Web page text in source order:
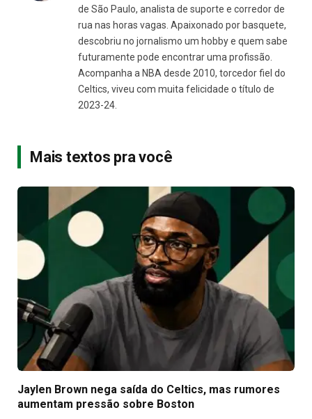
de São Paulo, analista de suporte e corredor de
rua nas horas vagas. Apaixonado por basquete,
descobriu no jornalismo um hobby e quem sabe
futuramente pode encontrar uma profissão.
Acompanha a NBA desde 2010, torcedor fiel do
Celtics, viveu com muita felicidade o título de
2023-24.
Mais textos pra você
Jaylen Brown nega saída do Celtics, mas rumores
aumentam pressão sobre Boston